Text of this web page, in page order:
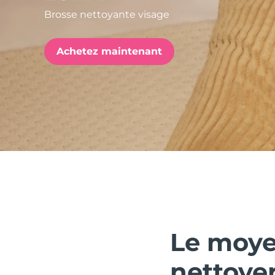
Brosse nettoyante visage
Achetez maintenant
Le
issa™ Teeth Whitening Set
FAQ™ Dual LED Panel
POPULAIRE